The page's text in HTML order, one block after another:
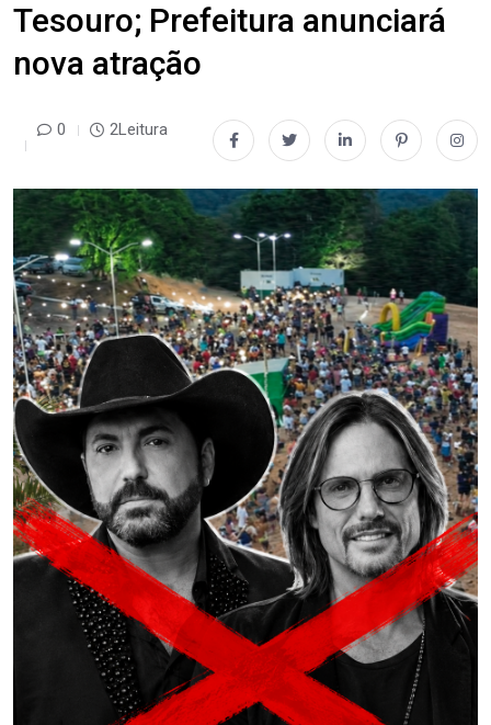
Tesouro; Prefeitura anunciará
nova atração
0 2Leitura